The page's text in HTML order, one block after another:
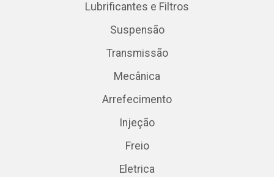
Lubrificantes e Filtros
Suspensão
Transmissão
Mecânica
Arrefecimento
Injeção
Freio
Eletrica